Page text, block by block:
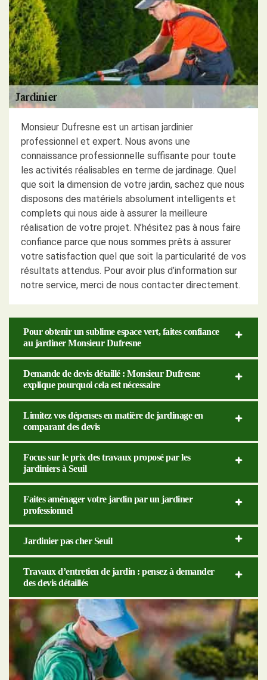
Monsieur Dufresne est un artisan jardinier
professionnel et expert. Nous avons une
connaissance professionnelle suffisante pour toute
les activités réalisables en terme de jardinage. Quel
que soit la dimension de votre jardin, sachez que nous
disposons des matériels absolument intelligents et
complets qui nous aide à assurer la meilleure
réalisation de votre projet. N’hésitez pas à nous faire
confiance parce que nous sommes prêts à assurer
votre satisfaction quel que soit la particularité de vos
résultats attendus. Pour avoir plus d’information sur
notre service, merci de nous contacter directement.
Pour obtenir un sublime espace vert, faites confiance
au jardiner Monsieur Dufresne
Demande de devis détaillé : Monsieur Dufresne
explique pourquoi cela est nécessaire
Limitez vos dépenses en matière de jardinage en
comparant des devis
Focus sur le prix des travaux proposé par les
jardiniers à Seuil
Faites aménager votre jardin par un jardiner
professionnel
Jardinier pas cher Seuil
Travaux d’entretien de jardin : pensez à demander
des devis détaillés